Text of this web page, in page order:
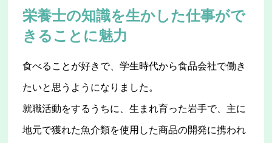
栄養士の知識を生かした仕事がで
きることに魅力
食べることが好きで、学生時代から食品会社で働き
たいと思うようになりました。
就職活動をするうちに、生まれ育った岩手で、主に
地元で獲れた魚介類を使用した商品の開発に携われ